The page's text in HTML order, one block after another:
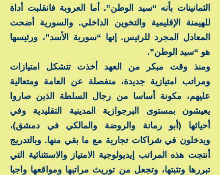
الثمانينات بأنه “سيد الوطن”. أما العروبة فانقلبت أداة
للهيمنة الإقليمية والتخوين الداخلي. والسورية أضحت
المعادل المجرد للرئيس. إنها “سورية الأسد”، ورئيسها
هو “سيد الوطن”.
ومنذ وقت مبكر من العهد أخذت تتشكل امتيازات
ومراتب امتيازية جديدة، منفصلة عن العامة ومتعالية
عليهم، مكونة أساسا من رجال السلطة الذين صاروا
يعيشون بمستوى البرجوازية المدينية التقليدية وفي
أحيائها (أبو رمانة والروضة والمالكي في دمشق)،
ويدخلون في شراكات تجارية مع ما بقي منها. وبالتدريج
أنتجت هذه المراتب إيديولوجية الامتياز والاستثنائية التي
تبررها وتثبتها، وتجعل من توريث مراتبها ومواقعها واجبا